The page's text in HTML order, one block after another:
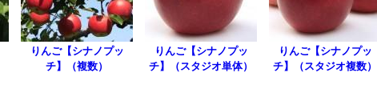
りんご【シナノプッ
チ】（複数）
りんご【シナノプッ
チ】（スタジオ単体）
りんご【シナノプッ
チ】（スタジオ複数）